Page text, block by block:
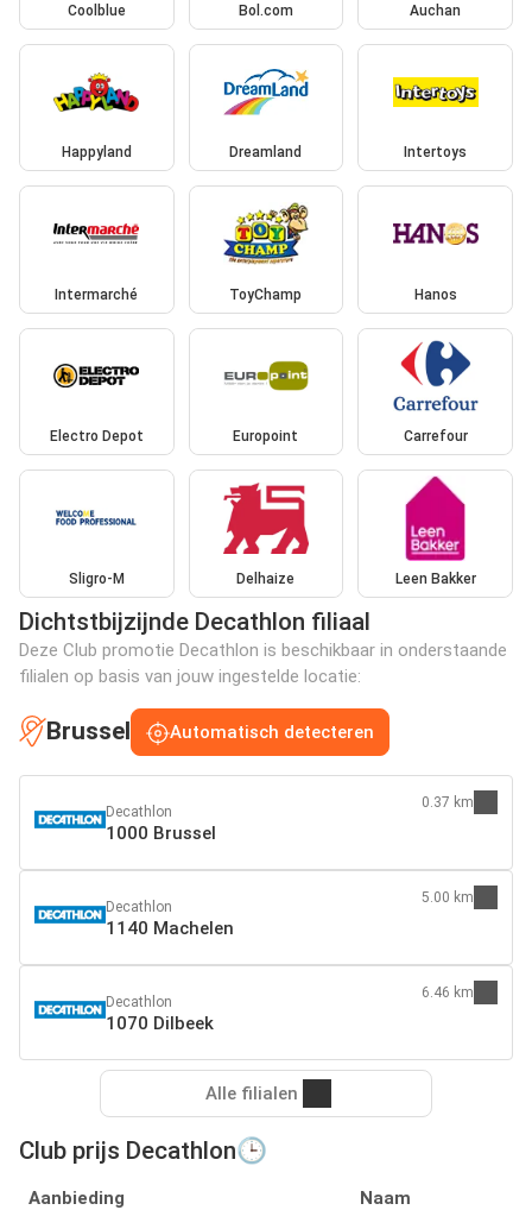
Coolblue Bol.com Auchan
Happyland Dreamland Intertoys
Intermarché ToyChamp Hanos
Electro Depot Europoint Carrefour
Sligro-M Delhaize Leen Bakker
Dichtstbijzijnde Decathlon filiaal
Deze Club promotie Decathlon is beschikbaar in onderstaande
filialen op basis van jouw ingestelde locatie:
Brussel Automatisch detecteren
Decathlon
1000 Brussel
0.37 km
Decathlon
1140 Machelen
5.00 km
Decathlon
1070 Dilbeek
6.46 km
Alle filialen
Club prijs Decathlon🕒
Aanbieding Naam